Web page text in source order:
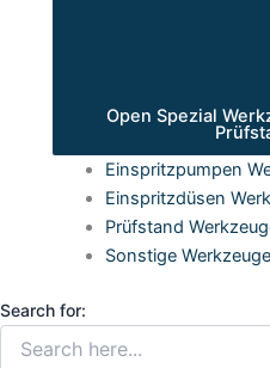
Open Spezial
Einspritzpumpen
Einspritzdüsen
Prüfstand
Sonstige Werkzeuge
Search for: